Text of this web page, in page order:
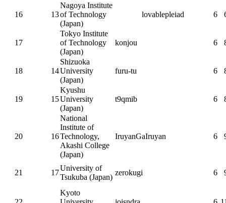
16 13
Nagoya Institute
of Technology
(Japan)
lovablepleiad 6
17
Tokyo Institute
of Technology
(Japan)
konjou 6
18 14
Shizuoka
University
(Japan)
furu-tu 6
19 15
Kyushu
University
(Japan)
t9qmib 6
20 16
National
Institute of
Technology,
Akashi College
(Japan)
IruyanGaIruyan 6
21 17
University of
Tsukuba (Japan)
zerokugi 6
Kyoto